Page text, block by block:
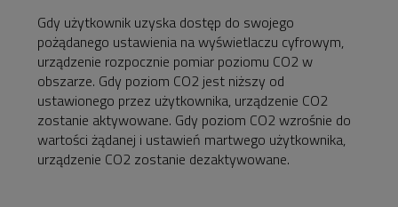
Gdy użytkownik uzyska dostęp do swojego
pożądanego ustawienia na wyświetlaczu cyfrowym,
urządzenie rozpocznie pomiar poziomu CO2 w
obszarze. Gdy poziom CO2 jest niższy od
ustawionego przez użytkownika, urządzenie CO2
zostanie aktywowane. Gdy poziom CO2 wzrośnie do
wartości żądanej i ustawień martwego użytkownika,
urządzenie CO2 zostanie dezaktywowane.